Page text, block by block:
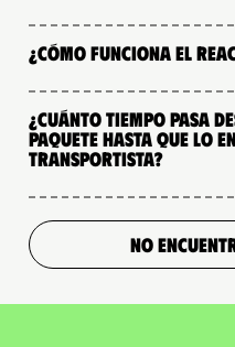
¿Cómo funciona el
¿Cuánto tiempo pasa
paquete hasta que lo
transportista?
NO